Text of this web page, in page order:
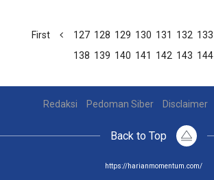
First 127 128 129 130 131 132 133
138 139 140 141 142 143 144
Redaksi Pedoman Siber Disclaimer
Back to Top
https://harianmomentum.com/